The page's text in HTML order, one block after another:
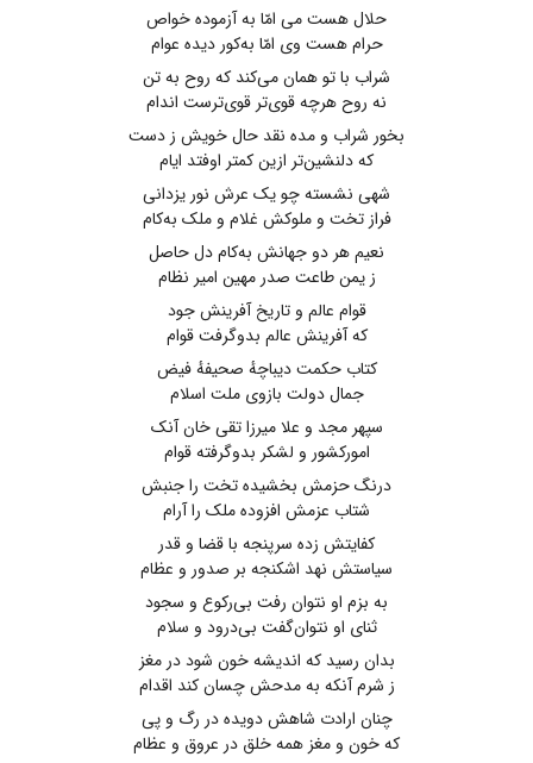
حلال هست می ‌امّا به آزموده خواص
حرام هست وی امّا به‌کور دیده عوام
شراب با تو همان می‌کند که روح به تن
نه روح هرچه قوی‌تر قوی‌ترست اندام
بخور شراب ‌و مده نقد حال‌ خویش ز دست
که دلنشین‌تر ازین‌ کمتر اوفتد ایام
شهی نشسته چو یک عرش نور یزدانی
فراز تخت و ملوکش غلام و ملک به‌کام
نعیم هر دو جهانش به‌کام دل حاصل
ز یمن طاعت صدر مهین امیر نظام
قوام عالم و تاریخ آفرینش جود
که آفرینش عالم بدوگرفت قوام
کتاب حکمت دیباچهٔ صحیفهٔ فیض
جمال دولت بازوی ملت اسلام
سپهر مجد و علا میرزا تقی خان آنک
امورکشور و لشکر بدوگرفته قوام
درنگ حزمش بخشیده تخت را جنبش
شتاب عزمش افزوده ملک را آرام
کفایتش زده سرپنجه با قضا و قدر
سیاستش نهد اشکنجه بر صدور و عظام
به بزم او نتوان رفت بی‌رکوع و سجود
ثنای او نتوان‌گفت بی‌درود و سلام
بدان رسید که اندیشه خون شود در مغز
ز شرم آنکه به مدحش چسان ‌کند اقدام
چنان ارادت شاهش دویده در رگ و پی
که خون و مغز همه خلق در عروق و عظام